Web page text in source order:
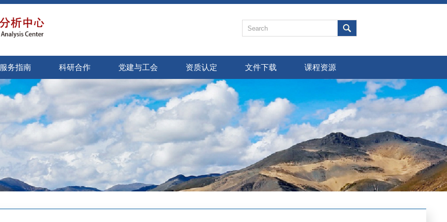
服务指南 科研合作 党建与工会 资质认定 文件下载 课程资源